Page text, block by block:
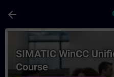
arrow_back
Curso - SIMATIC
SIMATIC WinCC
Course